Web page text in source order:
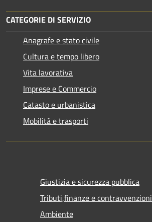
CATEGORIE DI SERVIZIO
Anagrafe e stato civile
Cultura e tempo libero
Vita lavorativa
Imprese e Commercio
Catasto e urbanistica
Mobilità e trasporti
Giustizia e sicurezza pubblica
Tributi,finanze e contravvenzioni
Ambiente